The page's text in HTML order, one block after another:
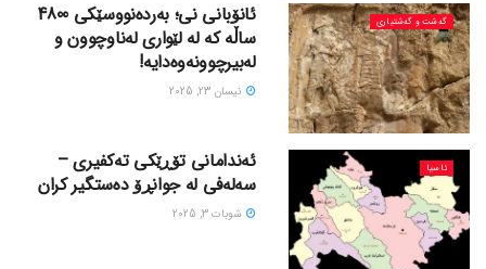
گه‌شت و گه‌شتیاری
ئانۆبانی نی؛ بەردەنووسێکی 4800
ساڵە کە لە لێواری لەناوچوون و
لەبیرچوونەوەدایە!
نیسان 23, 2025
ئاسیا
ئەندامانی تۆڕێکی تەکفیری –
سەلەفی لە جوانڕۆ دەستگیر کران
شوبات 3, 2025